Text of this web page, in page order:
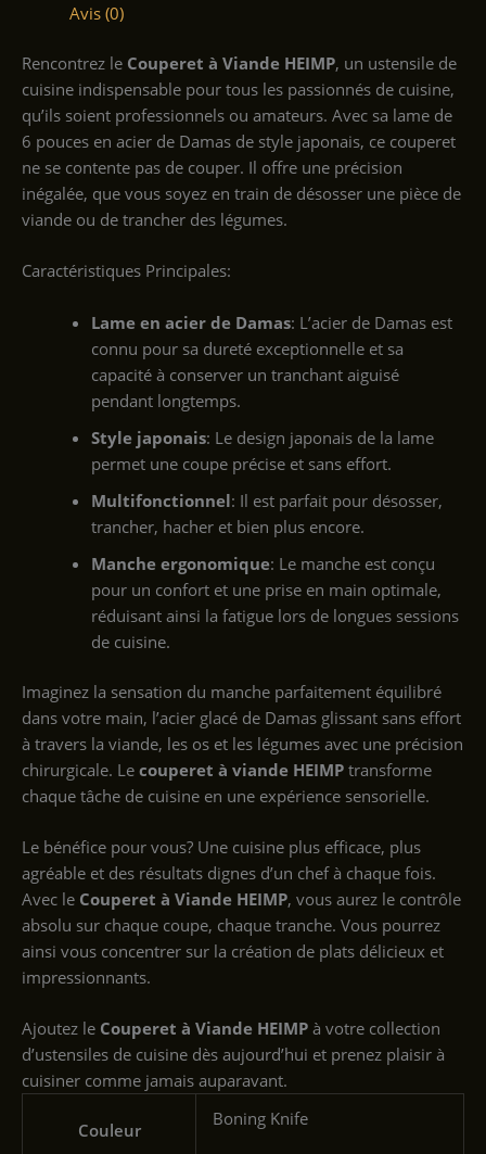
Avis (0)
Rencontrez le Couperet à Viande HEIMP, un ustensile de
cuisine indispensable pour tous les passionnés de cuisine,
qu’ils soient professionnels ou amateurs. Avec sa lame de
6 pouces en acier de Damas de style japonais, ce couperet
ne se contente pas de couper. Il offre une précision
inégalée, que vous soyez en train de désosser une pièce de
viande ou de trancher des légumes.
Caractéristiques Principales:
Lame en acier de Damas: L’acier de Damas est
connu pour sa dureté exceptionnelle et sa
capacité à conserver un tranchant aiguisé
pendant longtemps.
Style japonais: Le design japonais de la lame
permet une coupe précise et sans effort.
Multifonctionnel: Il est parfait pour désosser,
trancher, hacher et bien plus encore.
Manche ergonomique: Le manche est conçu
pour un confort et une prise en main optimale,
réduisant ainsi la fatigue lors de longues sessions
de cuisine.
Imaginez la sensation du manche parfaitement équilibré
dans votre main, l’acier glacé de Damas glissant sans effort
à travers la viande, les os et les légumes avec une précision
chirurgicale. Le couperet à viande HEIMP transforme
chaque tâche de cuisine en une expérience sensorielle.
Le bénéfice pour vous? Une cuisine plus efficace, plus
agréable et des résultats dignes d’un chef à chaque fois.
Avec le Couperet à Viande HEIMP, vous aurez le contrôle
absolu sur chaque coupe, chaque tranche. Vous pourrez
ainsi vous concentrer sur la création de plats délicieux et
impressionnants.
Ajoutez le Couperet à Viande HEIMP à votre collection
d’ustensiles de cuisine dès aujourd’hui et prenez plaisir à
cuisiner comme jamais auparavant.
Couleur
‎Boning Knife